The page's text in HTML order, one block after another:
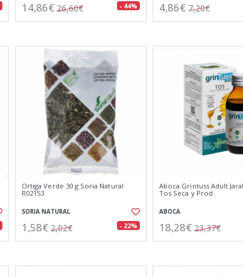
14,86€ 26,60€ - 44% 4,86€ 7,20€
Ortiga Verde 30 g Soria Natural
R02153
SORIA NATURAL
1,58€ 2,02€ - 22%
Aboca Grintuss Adult
Tos Seca y Prod
ABOCA
18,28€ 23,37€